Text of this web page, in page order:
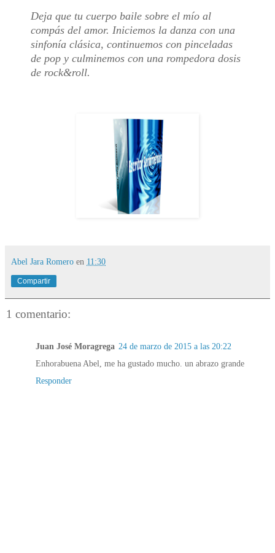
Deja que tu cuerpo baile sobre el mío al
compás del amor. Iniciemos la danza con una
sinfonía clásica, continuemos con pinceladas
de pop y culminemos con una rompedora dosis
de rock&roll.
Abel Jara Romero en 11:30
Compartir
1 comentario:
Juan José Moragrega 24 de marzo de 2015 a las 20:22
Enhorabuena Abel, me ha gustado mucho. un abrazo grande
Responder